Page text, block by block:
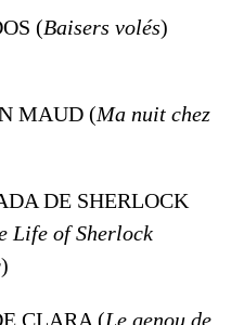
(Baisers volés)
MAUD (Ma nuit chez
DE SHERLOCK
Life of Sherlock
CLARA (Le genou de